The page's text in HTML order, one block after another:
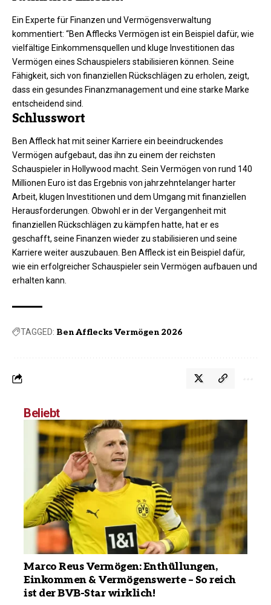
Ein Experte für Finanzen und Vermögensverwaltung
kommentiert: “Ben Afflecks Vermögen ist ein Beispiel dafür, wie
vielfältige Einkommensquellen und kluge Investitionen das
Vermögen eines Schauspielers stabilisieren können. Seine
Fähigkeit, sich von finanziellen Rückschlägen zu erholen, zeigt,
dass ein gesundes Finanzmanagement und eine starke Marke
entscheidend sind.
Schlusswort
Ben Affleck hat mit seiner Karriere ein beeindruckendes
Vermögen aufgebaut, das ihn zu einem der reichsten
Schauspieler in Hollywood macht. Sein Vermögen von rund 140
Millionen Euro ist das Ergebnis von jahrzehntelanger harter
Arbeit, klugen Investitionen und dem Umgang mit finanziellen
Herausforderungen. Obwohl er in der Vergangenheit mit
finanziellen Rückschlägen zu kämpfen hatte, hat er es
geschafft, seine Finanzen wieder zu stabilisieren und seine
Karriere weiter auszubauen. Ben Affleck ist ein Beispiel dafür,
wie ein erfolgreicher Schauspieler sein Vermögen aufbauen und
erhalten kann.
TAGGED: Ben Afflecks Vermögen 2026
Beliebt
Marco Reus Vermögen: Enthüllungen,
Einkommen & Vermögenswerte – So reich
ist der BVB-Star wirklich!